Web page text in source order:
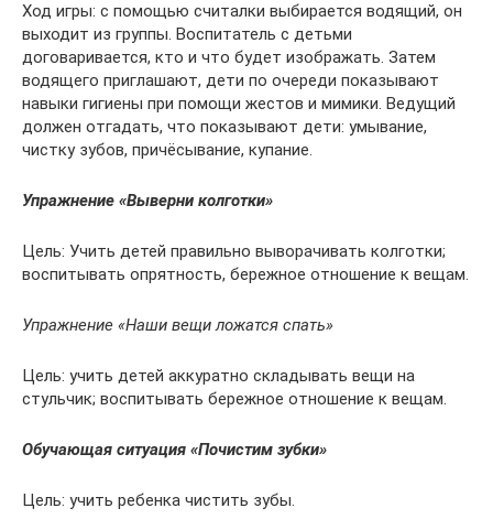
Ход игры: с помощью считалки выбирается водящий, он
выходит из группы. Воспитатель с детьми
договаривается, кто и что будет изображать. Затем
водящего приглашают, дети по очереди показывают
навыки гигиены при помощи жестов и мимики. Ведущий
должен отгадать, что показывают дети: умывание,
чистку зубов, причёсывание, купание.
Упражнение «Выверни колготки»
Цель: Учить детей правильно выворачивать колготки;
воспитывать опрятность, бережное отношение к вещам.
Упражнение «Наши вещи ложатся спать»
Цель: учить детей аккуратно складывать вещи на
стульчик; воспитывать бережное отношение к вещам.
Обучающая ситуация «Почистим зубки»
Цель: учить ребенка чистить зубы.